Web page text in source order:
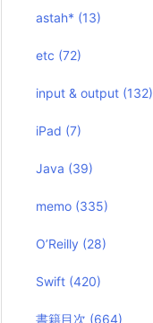
astah* (13)
etc (72)
input & output (132)
iPad (7)
Java (39)
memo (335)
O’Reilly (28)
Swift (420)
書籍目次 (664)